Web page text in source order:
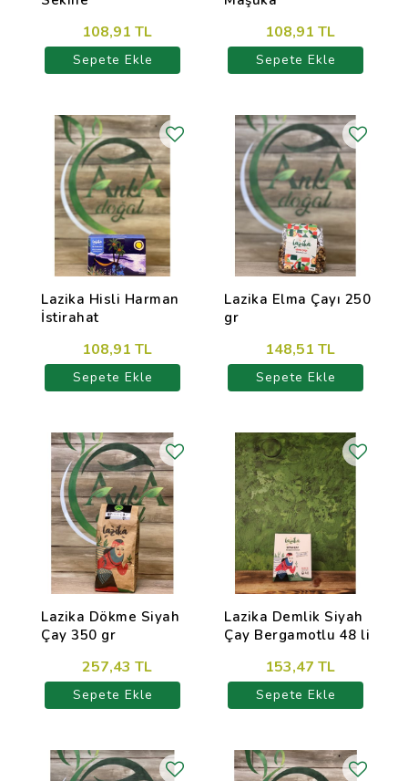
108,91 TL
Sepete Ekle
108,91 TL
Sepete Ekle
Lazika Hisli Harman
İstirahat
108,91 TL
Sepete Ekle
Lazika Elma Çayı 250
gr
148,51 TL
Sepete Ekle
Lazika Dökme Siyah
Çay 350 gr
257,43 TL
Sepete Ekle
Lazika Demlik Siyah
Çay Bergamotlu 48 li
153,47 TL
Sepete Ekle